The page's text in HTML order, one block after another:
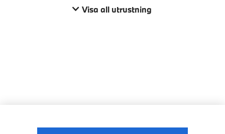
Visa all utrustning